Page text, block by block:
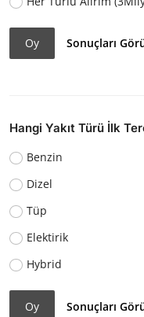
Oy Sonuçları
Hangi Yakıt Türü İlk
Benzin
Dizel
Tüp
Elektirik
Hybrid
Oy Sonuçları